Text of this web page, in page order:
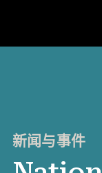
教师资源
新闻与事件